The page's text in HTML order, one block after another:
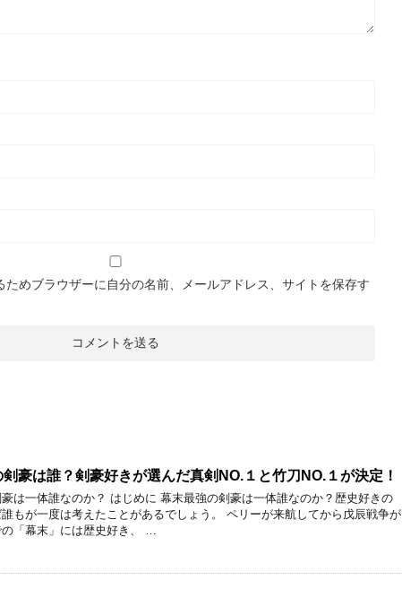
ためブラウザーに自分の名前、メールアドレス、サイトを保存す
豪は誰？剣豪好きが選んだ真剣NO.１と竹刀NO.１が決定！
は一体誰なのか？ はじめに 幕末最強の剣豪は一体誰なのか？歴史好きの
もが一度は考えたことがあるでしょう。 ペリーが来航してから戊辰戦争が
「幕末」には歴史好き、 …